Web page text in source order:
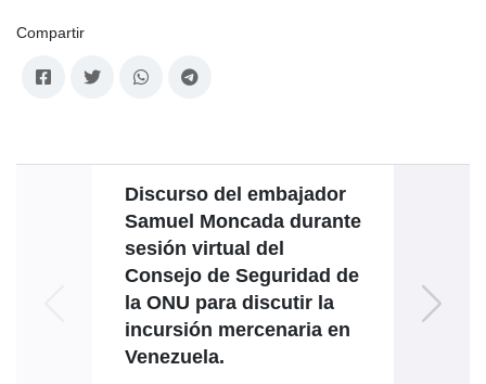
Compartir
Discurso del embajador
Samuel Moncada durante
sesión virtual del
Consejo de Seguridad de
la ONU para discutir la
incursión mercenaria en
Venezuela.